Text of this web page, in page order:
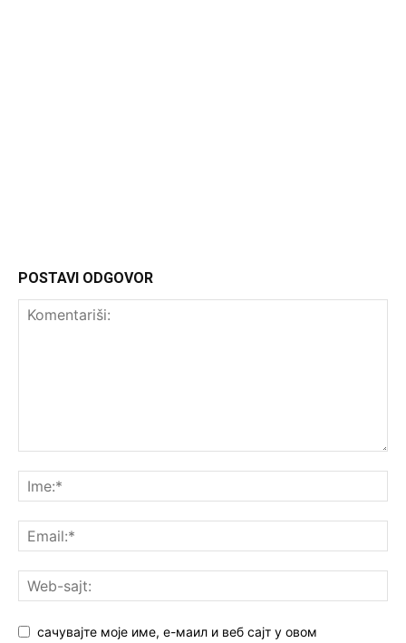
POSTAVI ODGOVOR
сачувајте моје име, е-маил и веб сајт у овом